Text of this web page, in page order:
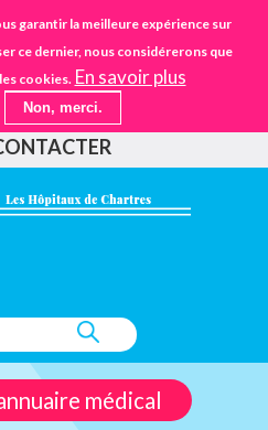
garantir la meilleure expérience sur
ce dernier, nous considérerons que
cookies. En savoir plus
Non, merci.
Aller
au
contenu
principal
STANDARD
02.37.30.30.30
EHPAD
UN DON
médical